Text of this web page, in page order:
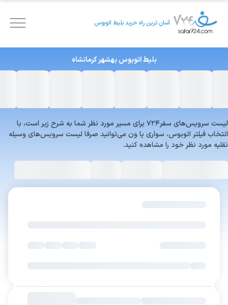
آسان ترین راه خرید بلیط اتوبوس
بلیط اتوبوس بهشهرکرمانشاه
لیست سرویس‌های سفر۷۲۴ برای مسیر مورد نظر شما به شرح زیر است، با
انتخاب فیلتر اتوبوس، سواری یا ون می‌توانید صرفا لیست سرویس‌های وسیله
نقلیه مورد نظر خود را مشاهده کنید.